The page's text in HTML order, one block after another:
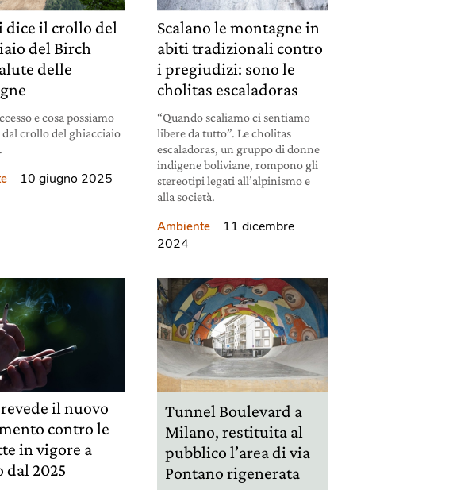
dice il crollo del
del Birch
delle
e cosa possiamo
crollo del ghiacciaio
10 giugno 2025
Scalano le montagne in
abiti tradizionali contro
i pregiudizi: sono le
cholitas escaladoras
“Quando scaliamo ci sentiamo
libere da tutto”. Le cholitas
escaladoras, un gruppo di donne
indigene boliviane, rompono gli
stereotipi legati all’alpinismo e
alla società.
Ambiente
11 dicembre
2024
il nuovo
contro le
in vigore a
dal 2025
Tunnel Boulevard a
Milano, restituita al
pubblico l’area di via
Pontano rigenerata